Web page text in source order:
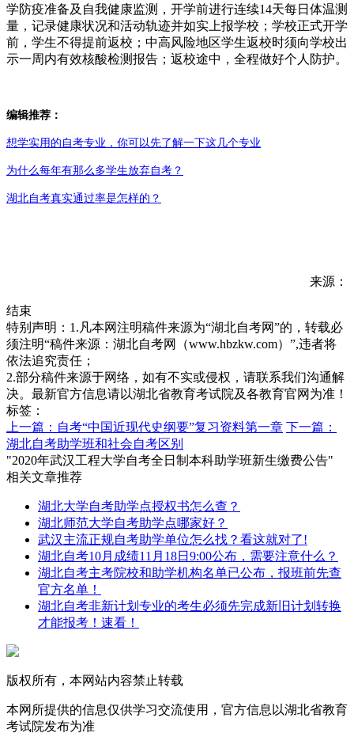
学防疫准备及自我健康监测，开学前进行连续14天每日体温测
量，记录健康状况和活动轨迹并如实上报学校；学校正式开学
前，学生不得提前返校；中高风险地区学生返校时须向学校出
示一周内有效核酸检测报告；返校途中，全程做好个人防护。
编辑推荐：
想学实用的自考专业，你可以先了解一下这几个专业
为什么每年有那么多学生放弃自考？
湖北自考真实通过率是怎样的？
来源：
结束
特别声明：1.凡本网注明稿件来源为“湖北自考网”的，转载必
须注明“稿件来源：湖北自考网（www.hbzkw.com）”,违者将
依法追究责任；
2.部分稿件来源于网络，如有不实或侵权，请联系我们沟通解
决。最新官方信息请以湖北省教育考试院及各教育官网为准！
标签：
上一篇：自考“中国近现代史纲要”复习资料第一章 下一篇：
湖北自考助学班和社会自考区别
"2020年武汉工程大学自考全日制本科助学班新生缴费公告"
相关文章推荐
湖北大学自考助学点授权书怎么查？
湖北师范大学自考助学点哪家好？
武汉主流正规自考助学单位怎么找？看这就对了!
湖北自考10月成绩11月18日9:00公布，需要注意什么？
湖北自考主考院校和助学机构名单已公布，报班前先查
官方名单！
湖北自考非新计划专业的考生必须先完成新旧计划转换
才能报考！速看！
版权所有，本网站内容禁止转载
本网所提供的信息仅供学习交流使用，官方信息以湖北省教育
考试院发布为准